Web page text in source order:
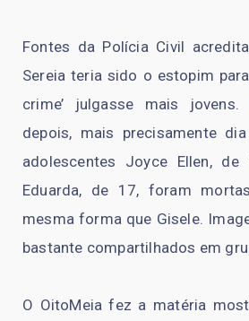
Fontes da Polícia Civil
Sereia teria sido o estopim
crime’ julgasse mais
depois, mais precisamente
adolescentes Joyce Ellen,
Eduarda, de 17, foram
mesma forma que Gisele.
bastante compartilhados em
O OitoMeia fez a matéria